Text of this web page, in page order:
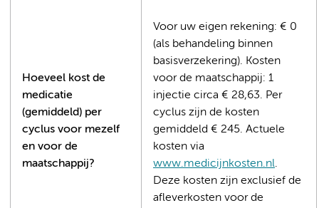
Hoeveel kost de
medicatie
(gemiddeld) per
cyclus voor mezelf
en voor de
maatschappij?
Voor uw eigen rekening: € 0
(als behandeling binnen
basisverzekering). Kosten
voor de maatschappij: 1
injectie circa € 28,63. Per
cyclus zijn de kosten
gemiddeld € 245. Actuele
kosten via
www.medicijnkosten.nl.
Deze kosten zijn exclusief de
afleverkosten voor de